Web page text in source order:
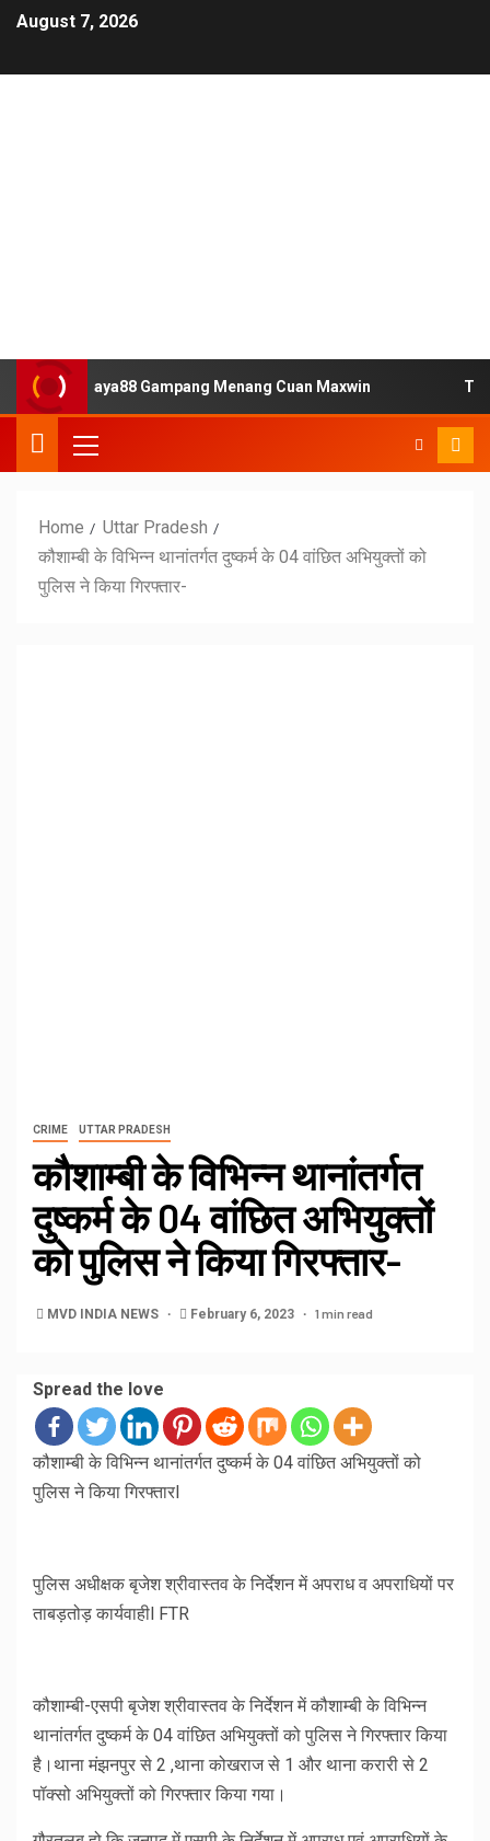
August 7, 2026
Slot Jaya88 Gampang Menang Cuan Maxwin
Home
Uttar Pradesh
कौशाम्बी के विभिन्न थानांतर्गत दुष्कर्म के 04 वांछित अभियुक्तों को
पुलिस ने किया गिरफ्तार-
CRIME UTTAR PRADESH
कौशाम्बी के विभिन्न थानांतर्गत
दुष्कर्म के 04 वांछित अभियुक्तों
को पुलिस ने किया गिरफ्तार-
MVD INDIA NEWS February 6, 2023 1 min read
Spread the love
कौशाम्बी के विभिन्न थानांतर्गत दुष्कर्म के 04 वांछित अभियुक्तों को
पुलिस ने किया गिरफ्तारl
पुलिस अधीक्षक बृजेश श्रीवास्तव के निर्देशन में अपराध व अपराधियों पर
ताबड़तोड़ कार्यवाहीl FTR
कौशाम्बी-एसपी बृजेश श्रीवास्तव के निर्देशन में कौशाम्बी के विभिन्न
थानांतर्गत दुष्कर्म के 04 वांछित अभियुक्तों को पुलिस ने गिरफ्तार किया
है।थाना मंझनपुर से 2 ,थाना कोखराज से 1 और थाना करारी से 2
पॉक्सो अभियुक्तों को गिरफ्तार किया गया।